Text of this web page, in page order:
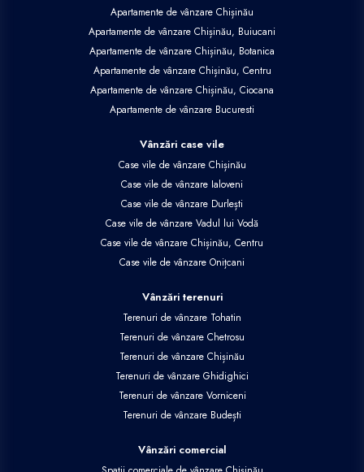
Apartamente de vânzare Chișinău
Apartamente de vânzare Chișinău, Buiucani
Apartamente de vânzare Chișinău, Botanica
Apartamente de vânzare Chișinău, Centru
Apartamente de vânzare Chișinău, Ciocana
Apartamente de vânzare Bucuresti
Vânzări case vile
Case vile de vânzare Chișinău
Case vile de vânzare Ialoveni
Case vile de vânzare Durlești
Case vile de vânzare Vadul lui Vodă
Case vile de vânzare Chișinău, Centru
Case vile de vânzare Onițcani
Vânzări terenuri
Terenuri de vânzare Tohatin
Terenuri de vânzare Chetrosu
Terenuri de vânzare Chișinău
Terenuri de vânzare Ghidighici
Terenuri de vânzare Vorniceni
Terenuri de vânzare Budești
Vânzări comercial